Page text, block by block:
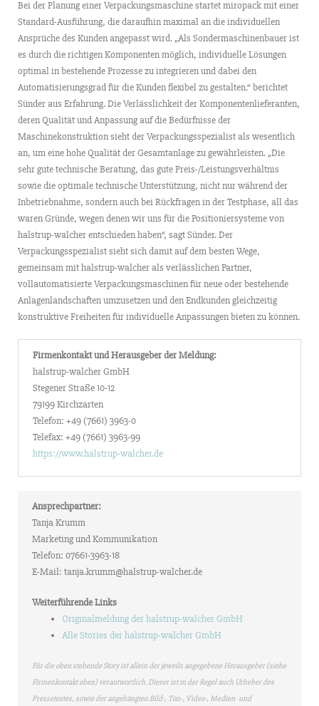
Bei der Planung einer Verpackungsmaschine startet miropack mit einer
Standard-Ausführung, die daraufhin maximal an die individuellen
Ansprüche des Kunden angepasst wird. „Als Sondermaschinenbauer ist
es durch die richtigen Komponenten möglich, individuelle Lösungen
optimal in bestehende Prozesse zu integrieren und dabei den
Automatisierungsgrad für die Kunden flexibel zu gestalten.“ berichtet
Sünder aus Erfahrung. Die Verlässlichkeit der Komponentenlieferanten,
deren Qualität und Anpassung auf die Bedürfnisse der
Maschinekonstruktion sieht der Verpackungsspezialist als wesentlich
an, um eine hohe Qualität der Gesamtanlage zu gewährleisten. „Die
sehr gute technische Beratung, das gute Preis-/Leistungsverhältnis
sowie die optimale technische Unterstützung, nicht nur während der
Inbetriebnahme, sondern auch bei Rückfragen in der Testphase, all das
waren Gründe, wegen denen wir uns für die Positioniersysteme von
halstrup-walcher entschieden haben“, sagt Sünder. Der
Verpackungsspezialist sieht sich damit auf dem besten Wege,
gemeinsam mit halstrup-walcher als verlässlichen Partner,
vollautomatisierte Verpackungsmaschinen für neue oder bestehende
Anlagenlandschaften umzusetzen und den Endkunden gleichzeitig
konstruktive Freiheiten für individuelle Anpassungen bieten zu können.
Firmenkontakt und Herausgeber der Meldung:
halstrup-walcher GmbH
Stegener Straße 10-12
79199 Kirchzarten
Telefon: +49 (7661) 3963-0
Telefax: +49 (7661) 3963-99
https://www.halstrup-walcher.de
Ansprechpartner:
Tanja Krumm
Marketing und Kommunikation
Telefon: 07661-3963-18
E-Mail: tanja.krumm@halstrup-walcher.de
Weiterführende Links
Originalmeldung der halstrup-walcher GmbH
Alle Stories der halstrup-walcher GmbH
Für die oben stehende Story ist allein der jeweils angegebene Herausgeber (siehe
Firmenkontakt oben) verantwortlich. Dieser ist in der Regel auch Urheber des
Pressetextes, sowie der angehängten Bild-, Ton-, Video-, Medien- und